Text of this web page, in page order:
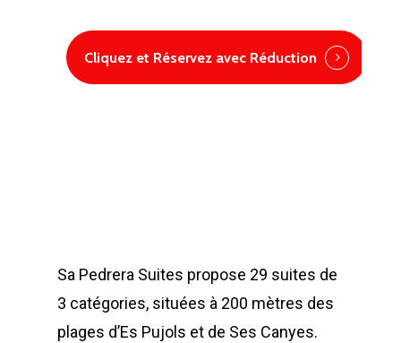
Cliquez et Réservez avec Réduction
Sa Pedrera Suites propose 29 suites de
3 catégories, situées à 200 mètres des
plages d’Es Pujols et de Ses Canyes.